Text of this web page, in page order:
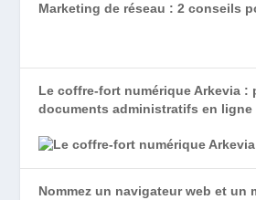
Marketing de réseau : 2 conseils
Le coffre-fort numérique Arkevia :
documents administratifs en ligne
Nommez un navigateur web et un